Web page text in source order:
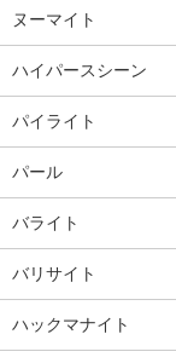
ヌーマイト
ハイパースシーン
パイライト
パール
バライト
バリサイト
ハックマナイト